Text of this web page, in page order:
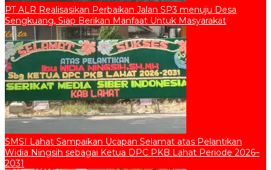
PT ALR Realisasikan Perbaikan Jalan SP3 menuju Desa
Sengkuang, Siap Berikan Manfaat Untuk Masyarakat
SMSI Lahat Sampaikan Ucapan Selamat atas Pelantikan
Widia Ningsih sebagai Ketua DPC PKB Lahat Periode 2026–
2031